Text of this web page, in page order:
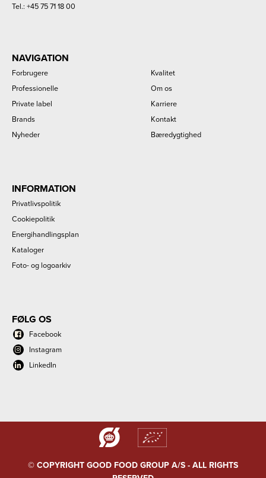
Tel.: +45 75 71 18 00
NAVIGATION
Forbrugere
Professionelle
Private label
Brands
Nyheder
Kvalitet
Om os
Karriere
Kontakt
Bæredygtighed
INFORMATION
Privatlivspolitik
Cookiepolitik
Energihandlingsplan
Kataloger
Foto- og logoarkiv
FØLG OS
Facebook
Instagram
LinkedIn
© COPYRIGHT GOOD FOOD GROUP A/S - ALL RIGHTS